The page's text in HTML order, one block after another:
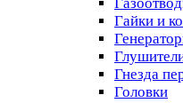
Гайки и
Гнезда
Головки